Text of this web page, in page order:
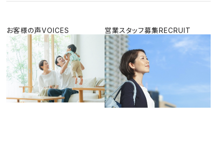
お客様の声VOICES 営業スタッフ募集RECRUIT